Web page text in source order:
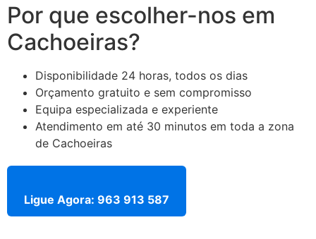
Por que escolher-nos em
Cachoeiras?
Disponibilidade 24 horas, todos os dias
Orçamento gratuito e sem compromisso
Equipa especializada e experiente
Atendimento em até 30 minutos em toda a zona
de Cachoeiras
Ligue Agora: 963 913 587